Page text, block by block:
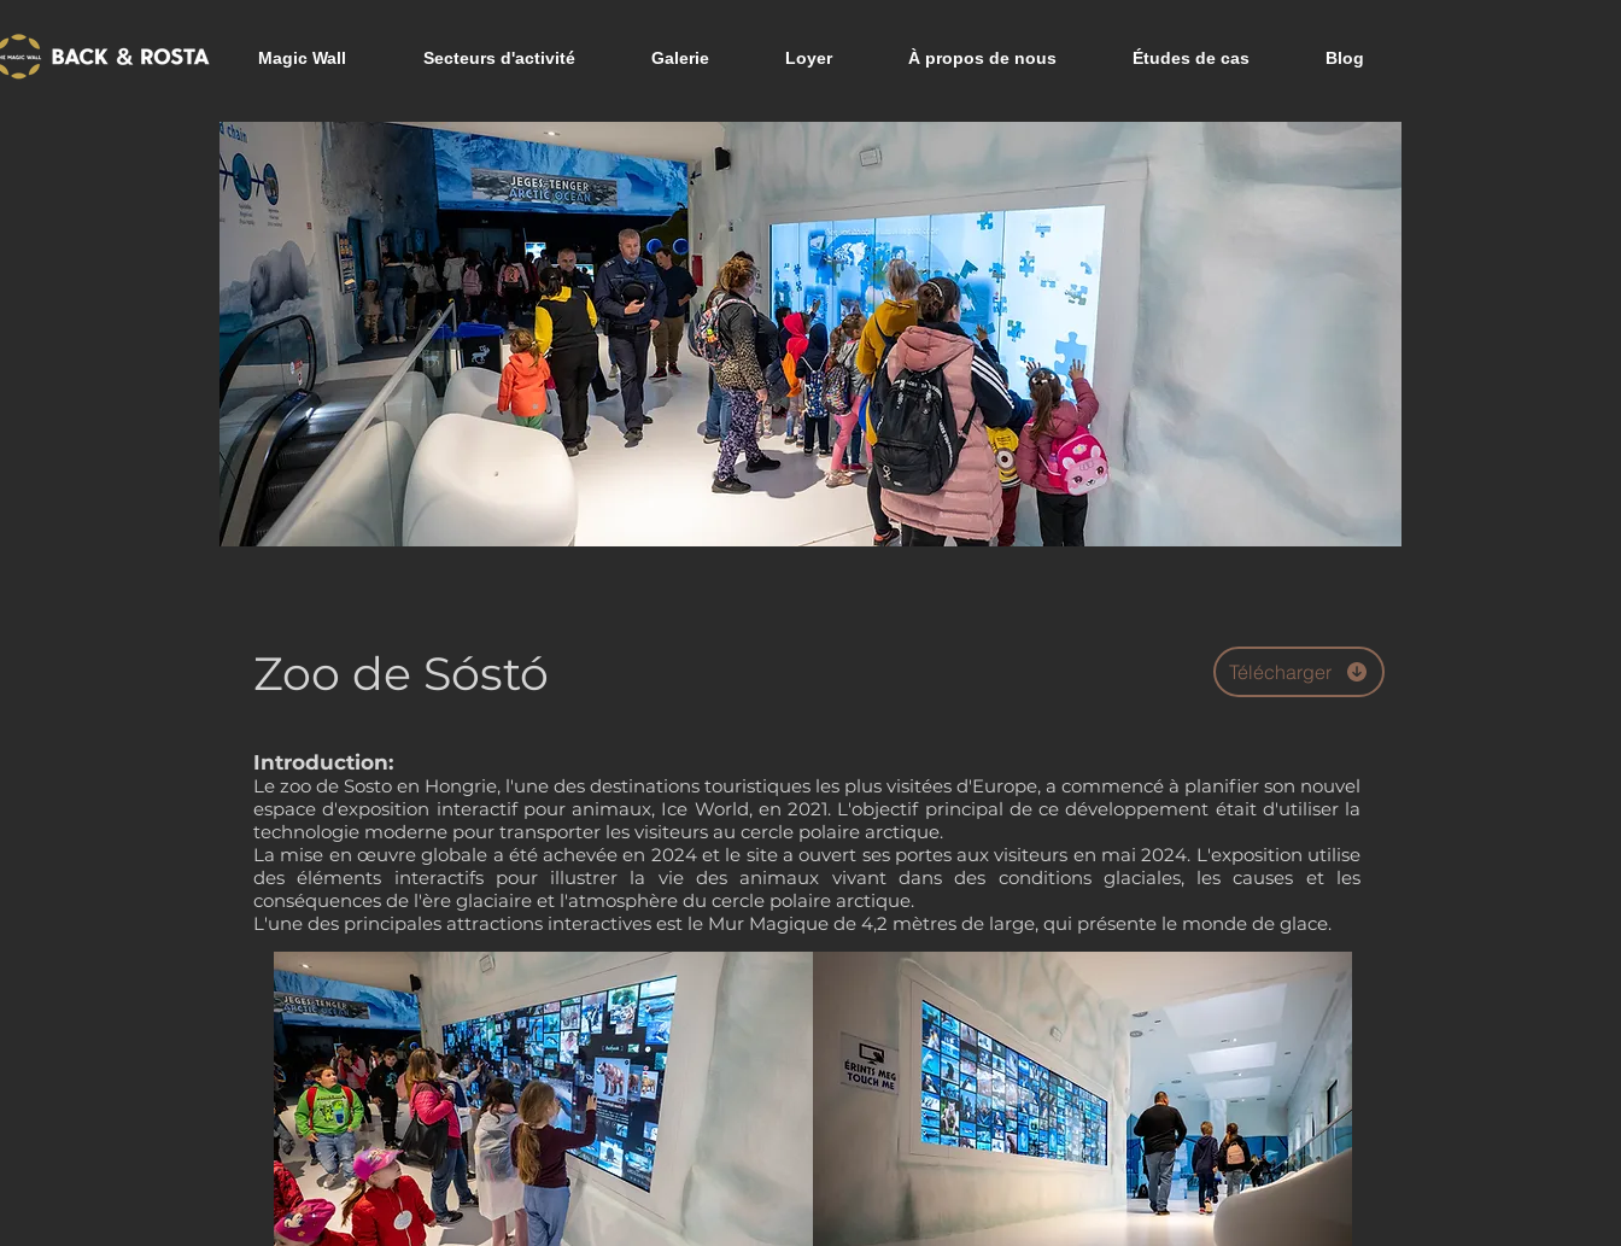
Magic Wall Secteurs d'activité Galerie Loyer À propos de nous Études de cas Blog
Zoo de Sóstó Télécharger
Introduction:
Le zoo de Sosto en Hongrie, l'une des destinations touristiques les plus visitées d'Europe, a commencé à planifier son nouvel
espace d'exposition interactif pour animaux, Ice World, en 2021. L'objectif principal de ce développement était d'utiliser la
technologie moderne pour transporter les visiteurs au cercle polaire arctique.
La mise en œuvre globale a été achevée en 2024 et le site a ouvert ses portes aux visiteurs en mai 2024. L'exposition utilise
des éléments interactifs pour illustrer la vie des animaux vivant dans des conditions glaciales, les causes et les
conséquences de l'ère glaciaire et l'atmosphère du cercle polaire arctique.
L'une des principales attractions interactives est le Mur Magique de 4,2 mètres de large, qui présente le monde de glace.